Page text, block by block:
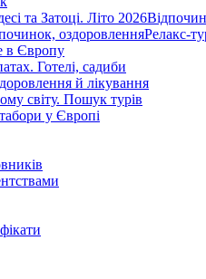
Релакс-
в Європу
Готелі, садиби
й лікування
світу. Пошук турів
у Європі